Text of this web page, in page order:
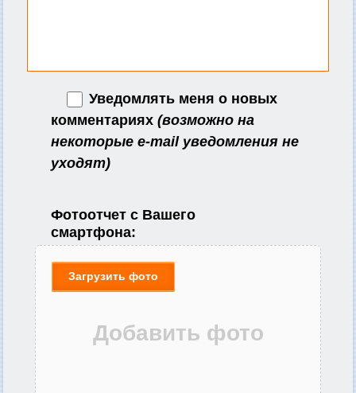
Уведомлять меня о новых
комментариях (возможно на
некоторые e-mail уведомления не
уходят)
Фотоотчет с Вашего
смартфона:
Загрузить фото